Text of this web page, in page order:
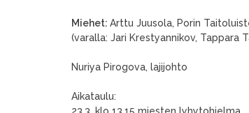
Miehet: Arttu Juusola, Porin
(varalla: Jari Krestyannikov, Tappara
Nuriya Pirogova, lajijohto
Aikataulu: